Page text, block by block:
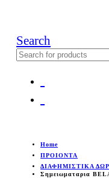
Search
Search
for:
Home
ΠΡΟΙΟΝΤΑ
ΔΙΑΦΗΜΙΣΤΙΚΑ
Σημειωματαρια